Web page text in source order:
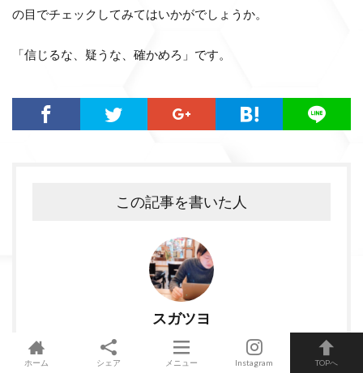
の目でチェックしてみてはいかがでしょうか。
「信じるな、疑うな、確かめろ」です。
この記事を書いた人
スガツヨ
複数のwebメディア運営をしている事業主。金融メディア/転職
メディア/婚活メディア/恋活メディアを運用。 SEO/コンテン
ホーム シェア メニュー Instagram TOPへ